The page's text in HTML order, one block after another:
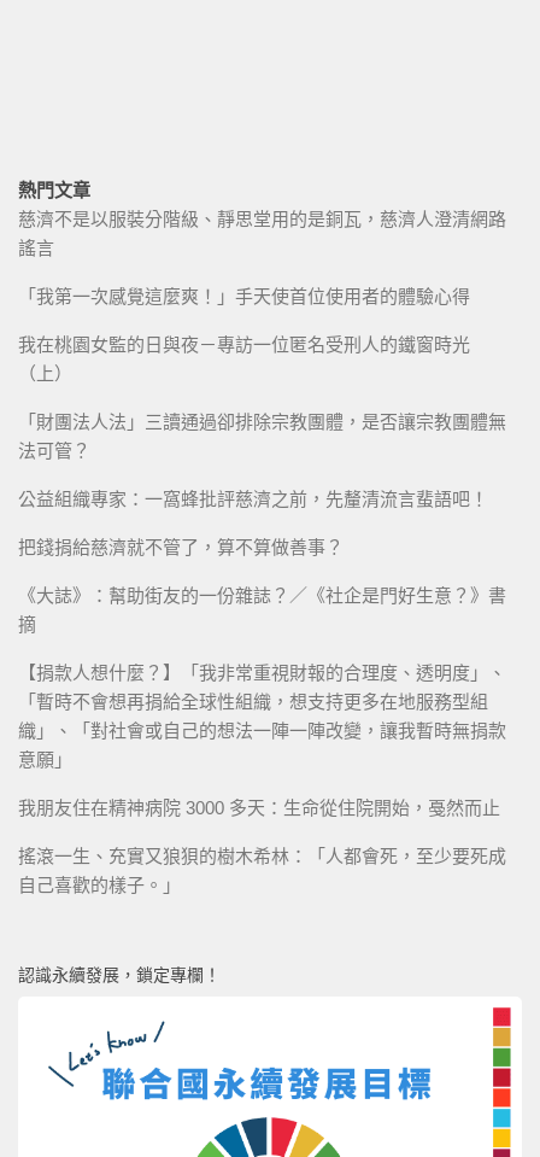
熱門文章
慈濟不是以服裝分階級、靜思堂用的是銅瓦，慈濟人澄清網路
謠言
「我第一次感覺這麼爽！」手天使首位使用者的體驗心得
我在桃園女監的日與夜－專訪一位匿名受刑人的鐵窗時光
（上）
「財團法人法」三讀通過卻排除宗教團體，是否讓宗教團體無
法可管？
公益組織專家：一窩蜂批評慈濟之前，先釐清流言蜚語吧！
把錢捐給慈濟就不管了，算不算做善事？
《大誌》：幫助街友的一份雜誌？／《社企是門好生意？》書
摘
【捐款人想什麼？】「我非常重視財報的合理度、透明度」、
「暫時不會想再捐給全球性組織，想支持更多在地服務型組
織」、「對社會或自己的想法一陣一陣改變，讓我暫時無捐款
意願」
我朋友住在精神病院 3000 多天：生命從住院開始，戞然而止
搖滾一生、充實又狼狽的樹木希林：「人都會死，至少要死成
自己喜歡的樣子。」
認識永續發展，鎖定專欄！